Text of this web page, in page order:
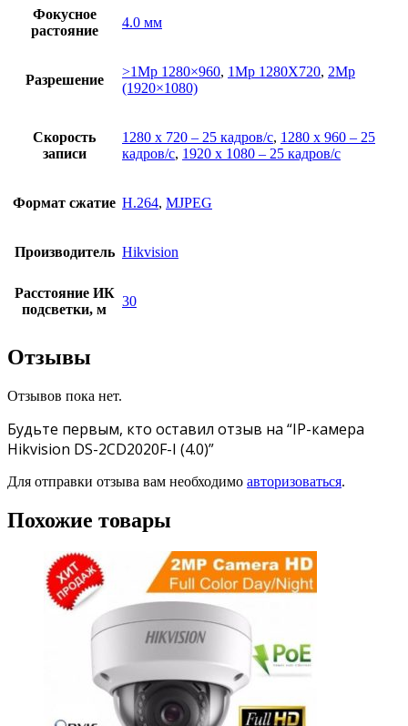
Фокусное
растояние
4.0 мм
Разрешение
>1Mp 1280×960, 1Mp 1280X720, 2Mp
(1920×1080)
Скорость
записи
1280 х 720 – 25 кадров/с, 1280 х 960 – 25
кадров/с, 1920 x 1080 – 25 кадров/с
Формат сжатие H.264, MJPEG
Производитель Hikvision
Расстояние ИК
подсветки, м
30
Отзывы
Отзывов пока нет.
Будьте первым, кто оставил отзыв на “IP-камера
Hikvision DS-2CD2020F-I (4.0)”
Для отправки отзыва вам необходимо авторизоваться.
Похожие товары